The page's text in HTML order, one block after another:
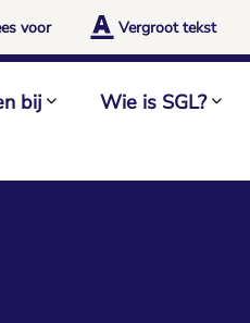
voor Vergroot tekst
bij Wie is SGL?